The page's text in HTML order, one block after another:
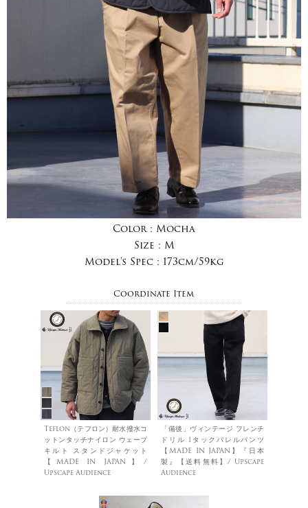
Color : Mocha
Size : M
Model's Spec : 173cm/59kg
Coordinate Item
Teflon（テフロン）耐水撥水コ
ットンタッチナイロン ウェーブ
キルト スタンドジャケット
【MADE IN JAPAN】/
Upscape Audience
「備後」ヴィンテージ フレンチ
ドリル 1タックバレルパンツ
【MADE IN JAPAN】『日本
製』【送料無料】/ Upscape
Audience